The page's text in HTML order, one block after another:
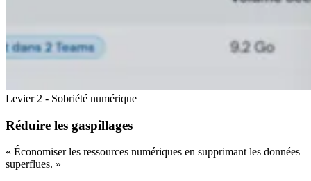
Levier 2 - Sobriété numérique
Réduire les gaspillages
« Économiser les ressources numériques en supprimant les données
superflues. »